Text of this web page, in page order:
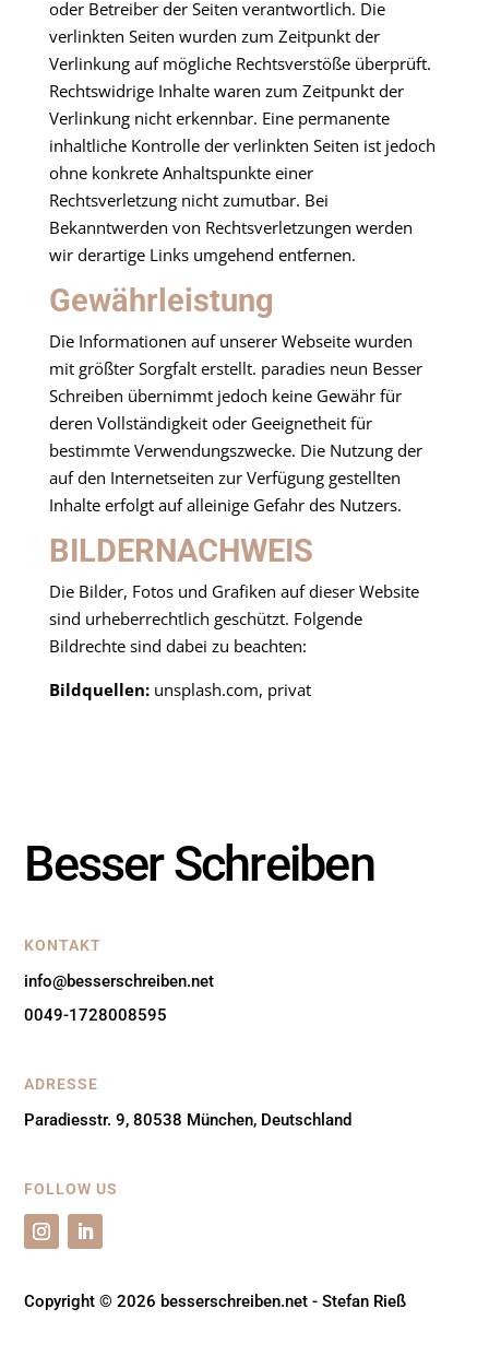
oder Betreiber der Seiten verantwortlich. Die
verlinkten Seiten wurden zum Zeitpunkt der
Verlinkung auf mögliche Rechtsverstöße überprüft.
Rechtswidrige Inhalte waren zum Zeitpunkt der
Verlinkung nicht erkennbar. Eine permanente
inhaltliche Kontrolle der verlinkten Seiten ist jedoch
ohne konkrete Anhaltspunkte einer
Rechtsverletzung nicht zumutbar. Bei
Bekanntwerden von Rechtsverletzungen werden
wir derartige Links umgehend entfernen.
Gewährleistung
Die Informationen auf unserer Webseite wurden
mit größter Sorgfalt erstellt. paradies neun Besser
Schreiben übernimmt jedoch keine Gewähr für
deren Vollständigkeit oder Geeignetheit für
bestimmte Verwendungszwecke. Die Nutzung der
auf den Internetseiten zur Verfügung gestellten
Inhalte erfolgt auf alleinige Gefahr des Nutzers.
BILDERNACHWEIS
Die Bilder, Fotos und Grafiken auf dieser Website
sind urheberrechtlich geschützt. Folgende
Bildrechte sind dabei zu beachten:
Bildquellen:unsplash.com, privat
Besser Schreiben
KONTAKT
info@besserschreiben.net
0049-1728008595
ADRESSE
Paradiesstr. 9, 80538 München, Deutschland
FOLLOW US
Copyright © 2026 besserschreiben.net - Stefan Rieß